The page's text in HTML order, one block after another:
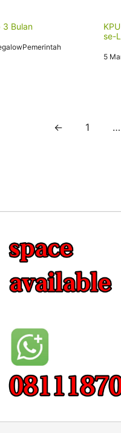
3 Bulan
se-
5
← 1 …